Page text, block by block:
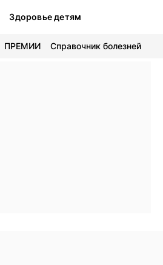
Здоровье детям
ПРЕМИИ Справочник болезней